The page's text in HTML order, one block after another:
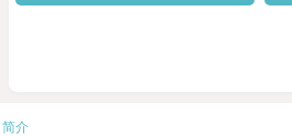
简介